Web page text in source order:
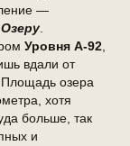
—
Озеру
Уровня А-92
вдали от
Площадь озера
хотя
больше, так
и